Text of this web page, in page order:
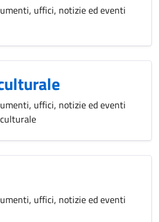
uffici, notizie ed eventi
uffici, notizie ed eventi
uffici, notizie ed eventi